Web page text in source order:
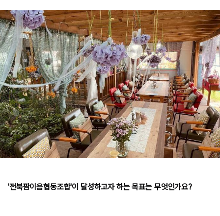
'전북팜이음협동조합'이 달성하고자 하는 목표는 무엇인가요?